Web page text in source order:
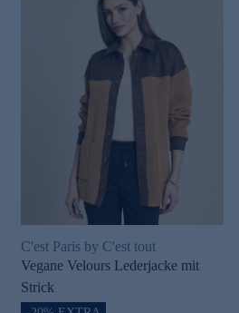
C'est Paris by C'est tout
Vegane Velours Lederjacke mit
Strick